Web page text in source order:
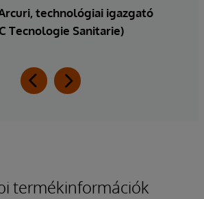
technológiai igazgató
Tecnologie Sanitarie)
termékinformációk